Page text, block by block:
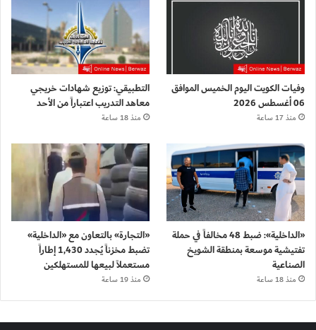
وفيات الكويت اليوم الخميس الموافق
06 أغسطس 2026
منذ 17 ساعة
التطبيقي: توزيع شهادات خريجي
معاهد التدريب اعتباراً من الأحد
منذ 18 ساعة
«الداخلية»: ضبط 48 مخالفاً في حملة
تفتيشية موسعة بمنطقة الشويخ
الصناعية
منذ 18 ساعة
«التجارة» بالتعاون مع «الداخلية»
تضبط مخزناً يُجدد 1,430 إطاراً
مستعملاً لبيعها للمستهلكين
منذ 19 ساعة